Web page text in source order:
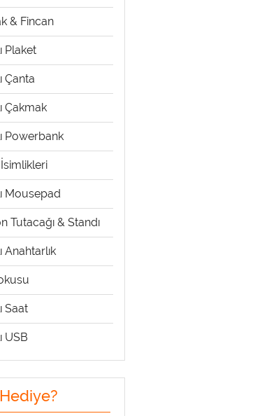
& Fincan
Plaket
Çanta
Çakmak
Powerbank
Mousepad
Tutacağı & Standı
Anahtarlık
Saat
USB